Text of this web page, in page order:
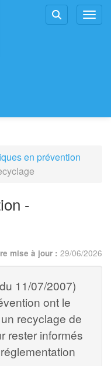
Rechercher
en prévention
-
mise à jour : 29/06/2026
11/07/2007)
ont le
recyclage de
rester informés